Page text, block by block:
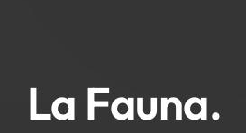
La Fauna.